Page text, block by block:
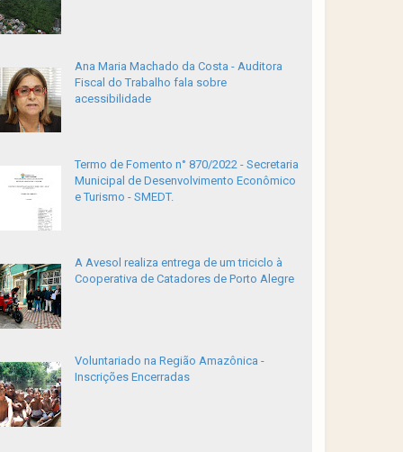
Ana Maria Machado da Costa - Auditora
Fiscal do Trabalho fala sobre
acessibilidade
Termo de Fomento n° 870/2022 - Secretaria
Municipal de Desenvolvimento Econômico
e Turismo - SMEDT.
A Avesol realiza entrega de um triciclo à
Cooperativa de Catadores de Porto Alegre
Voluntariado na Região Amazônica -
Inscrições Encerradas